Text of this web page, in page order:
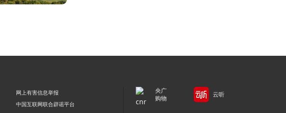
网上有害信息举报
中国互联网联合辟谣平台
央广
购物
云听